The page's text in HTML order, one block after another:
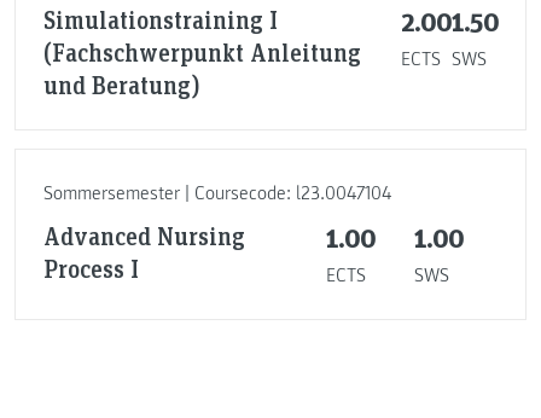
Simulationstraining I
(Fachschwerpunkt Anleitung
und Beratung)
2.00
ECTS
1.50
SWS
Sommersemester | Coursecode: l23.0047104
Advanced Nursing
Process I
1.00
ECTS
1.00
SWS